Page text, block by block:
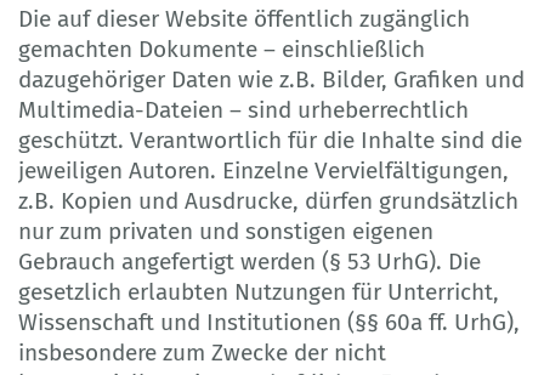
Die auf dieser Website öffentlich zugänglich
gemachten Dokumente – einschließlich
dazugehöriger Daten wie z.B. Bilder, Grafiken und
Multimedia-Dateien – sind urheberrechtlich
geschützt. Verantwortlich für die Inhalte sind die
jeweiligen Autoren. Einzelne Vervielfältigungen,
z.B. Kopien und Ausdrucke, dürfen grundsätzlich
nur zum privaten und sonstigen eigenen
Gebrauch angefertigt werden (§ 53 UrhG). Die
gesetzlich erlaubten Nutzungen für Unterricht,
Wissenschaft und Institutionen (§§ 60a ff. UrhG),
insbesondere zum Zwecke der nicht